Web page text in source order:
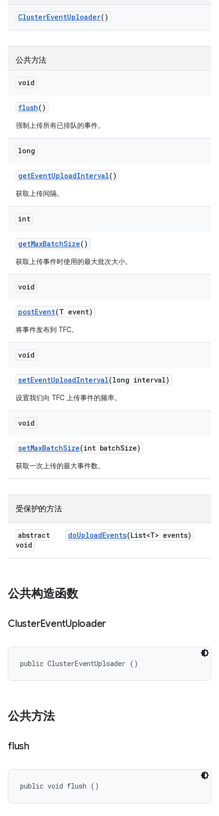
ClusterEventUploader()
公共方法
void
flush()
强制上传所有已排队的事件。
long
getEventUploadInterval()
获取上传间隔。
int
getMaxBatchSize()
获取上传事件时使用的最大批次大小。
void
postEvent(T event)
将事件发布到 TFC。
void
setEventUploadInterval(long interval)
设置我们向 TFC 上传事件的频率。
void
setMaxBatchSize(int batchSize)
获取一次上传的最大事件数。
受保护的方法
abstract
void
doUploadEvents(List<T> events)
公共构造函数
ClusterEventUploader
public ClusterEventUploader ()
公共方法
flush
public void flush ()